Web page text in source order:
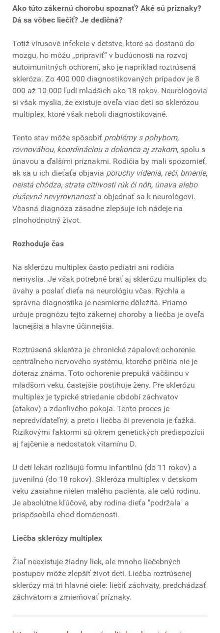
Ako túto zákernú chorobu spoznať? Aké sú príznaky?
Dá sa vôbec liečiť? Je dedičná?
Totiž vírusové infekcie v detstve, ktoré sa dostanú do
mozgu, ho môžu „pripraviť“ v budúcnosti na rozvoj
autoimunitných ochorení, ako je napríklad roztrúsená
skleróza. Zo 400 000 diagnostikovaných prípadov je 8
000 až 10 000 ľudí mladších ako 18 rokov. Neurológovia
si však myslia, že existuje oveľa viac detí so sklerózou
multiplex, ktoré však neboli diagnostikované.
Tento stav môže spôsobiť problémy s pohybom,
rovnováhou, koordináciou a dokonca aj zrakom, spolu s
únavou a ďalšími príznakmi. Rodičia by mali spozornieť,
ak sa u ich dieťaťa objavia poruchy videnia, reči, brnenie,
neistá chôdza, strata citlivosti rúk či nôh, únava alebo
duševná nevyrovnanosťa objednať sa k neurológovi.
Včasná diagnóza zásadne zlepšuje ich nádeje na
plnohodnotný život.
Rozhoduje čas
Na sklerózu multiplex často pediatri ani rodičia
nemyslia. Je však potrebné brať aj sklerózu multiplex do
úvahy a poslať dieťa na neurológiu včas. Rýchla a
správna diagnostika je nesmierne dôležitá. Priamo
určuje prognózu tejto zákernej choroby a liečba je oveľa
lacnejšia a hlavne účinnejšia.
Roztrúsená skleróza je chronické zápalové ochorenie
centrálneho nervového systému, ktorého príčina nie je
doteraz známa. Toto ochorenie prepuká väčšinou v
mladšom veku, častejšie postihuje ženy. Pre sklerózu
multiplex je typické striedanie období záchvatov
(atakov) a zdanlivého pokoja. Tento proces je
nepredvídateľný, a preto i liečba či prevencia je ťažká.
Rizikovými faktormi sú okrem genetických predispozícií
aj fajčenie a nedostatok vitamínu D.
U detí lekári rozlišujú formu infantilnú (do 11 rokov) a
juvenilnú (do 18 rokov). Skleróza multiplex v detskom
veku zasiahne nielen malého pacienta, ale celú rodinu.
Je absolútne kľúčové, aby rodina dieťa "podržala" a
prispôsobila chod domácnosti.
Liečba sklerózy multiplex
Žiaľ neexistuje žiadny liek, ale mnoho liečebných
postupov môže zlepšiť život detí. Liečba roztrúsenej
sklerózy má tri hlavné ciele: liečiť záchvaty, predchádzať
záchvatom a zmierňovať príznaky.